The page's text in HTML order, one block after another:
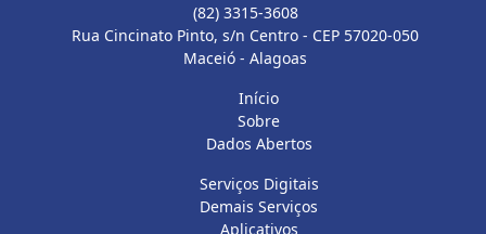
(82) 3315-3608
Rua Cincinato Pinto, s/n Centro - CEP 57020-050
Maceió - Alagoas
Início
Sobre
Dados Abertos
Serviços Digitais
Demais Serviços
Aplicativos